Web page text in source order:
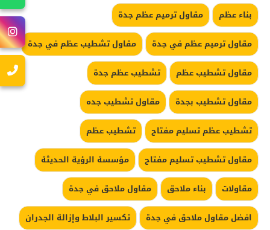
بناء عظم
مقاول ترميم عظم جدة
مقاول ترميم عظم في جدة
مقاول تشطيب عظم في جدة
مقاول تشطيب عظم
تشطيب عظم جدة
مقاول تشطيب بجدة
مقاول تشطيب جده
تشطيب عظم تسليم مفتاح
تشطيب عظم
مقاول تشطيب تسليم مفتاح
مؤسسة الرؤية الحديثة
مقاولات
بناء ملاحق
مقاول ملاحق في جدة
افضل مقاول ملاحق في جدة
تكسير البلاط وإزالة الجدران